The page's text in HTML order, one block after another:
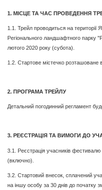
1. МІСЦЕ ТА ЧАС ПРОВЕДЕННЯ
1.1. Трейл проводиться на території
Регіонального ландшафтного парку
лютого 2020 року (субота).
1.2. Стартове містечко розташоване
2. ПРОГРАМА ТРЕЙЛУ
Детальний погодинний регламент
3. РЕЄСТРАЦІЯ ТА ВИМОГИ ДО
3.1. Реєстрація учасників
(включно).
3.2. Стартовий внесок, сплачений
на іншу особу за 30 днів до початку